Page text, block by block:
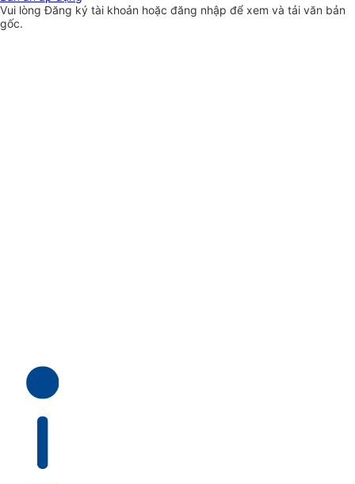
Vui lòngĐăng ký tài khoản hoặc đăng nhập để xem và tải văn bản
gốc.